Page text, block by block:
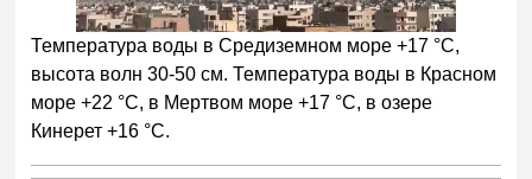
Температура воды в Средиземном море +17 °С,
высота волн 30-50 см. Температура воды в Красном
море +22 °С, в Мертвом море +17 °С, в озере
Кинерет +16 °С.